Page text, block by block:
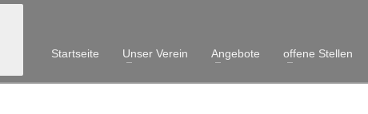
Startseite Unser Verein Angebote offene Stellen